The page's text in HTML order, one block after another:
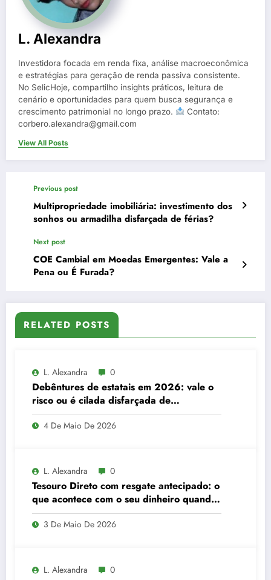
L. Alexandra
Investidora focada em renda fixa, análise macroeconômica
e estratégias para geração de renda passiva consistente.
No SelicHoje, compartilho insights práticos, leitura de
cenário e oportunidades para quem busca segurança e
crescimento patrimonial no longo prazo.
Contato:
corbero.alexandra@gmail.com
View All Posts
Previous post
Multipropriedade imobiliária: investimento dos
sonhos ou armadilha disfarçada de férias?
Next post
COE Cambial em Moedas Emergentes: Vale a
Pena ou É Furada?
RELATED POSTS
L. Alexandra 0
Debêntures de estatais em 2026: vale o
risco ou é cilada disfarçada de
segurança?
4 De Maio De 2026
L. Alexandra 0
Tesouro Direto com resgate antecipado: o
que acontece com o seu dinheiro quando
você sai antes da hora
3 De Maio De 2026
L. Alexandra 0